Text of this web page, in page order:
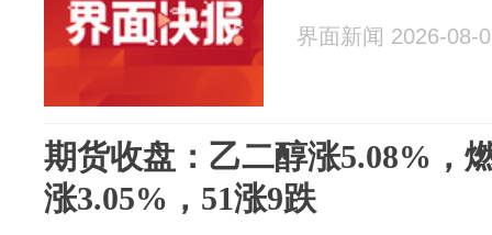
界面新闻 2026-08-
期货收盘：乙二醇涨5.08%，
涨3.05%，51涨9跌